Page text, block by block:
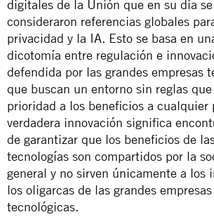
digitales de la Unión que en su día se
consideraron referencias globales
privacidad y la IA. Esto se basa en
dicotomía entre regulación e
defendida por las grandes empresas
que buscan un entorno sin reglas
prioridad a los beneficios a cualquier
verdadera innovación significa
de garantizar que los beneficios de
tecnologías son compartidos por la
general y no sirven únicamente a los
los oligarcas de las grandes empresas
tecnológicas.